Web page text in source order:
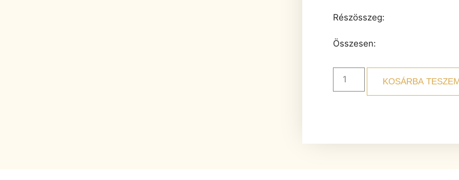
Részösszeg:
Összesen:
KOSÁRBA